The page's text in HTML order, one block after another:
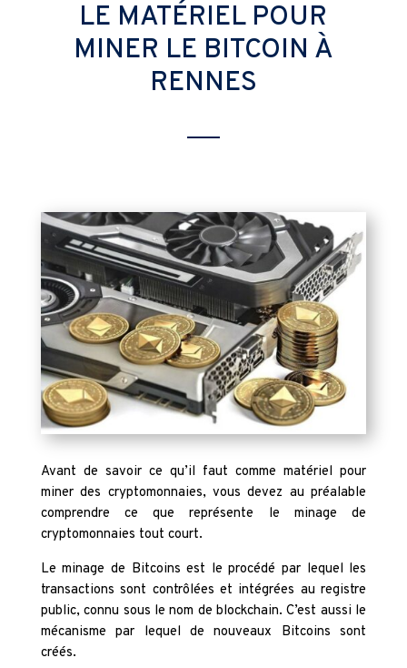
LE MATÉRIEL POUR
MINER LE BITCOIN À
RENNES
Avant de savoir ce qu’il faut comme matériel pour
miner des cryptomonnaies, vous devez au préalable
comprendre ce que représente le minage de
cryptomonnaies tout court.
Le minage de Bitcoins est le procédé par lequel les
transactions sont contrôlées et intégrées au registre
public, connu sous le nom de blockchain. C’est aussi le
mécanisme par lequel de nouveaux Bitcoins sont
créés.